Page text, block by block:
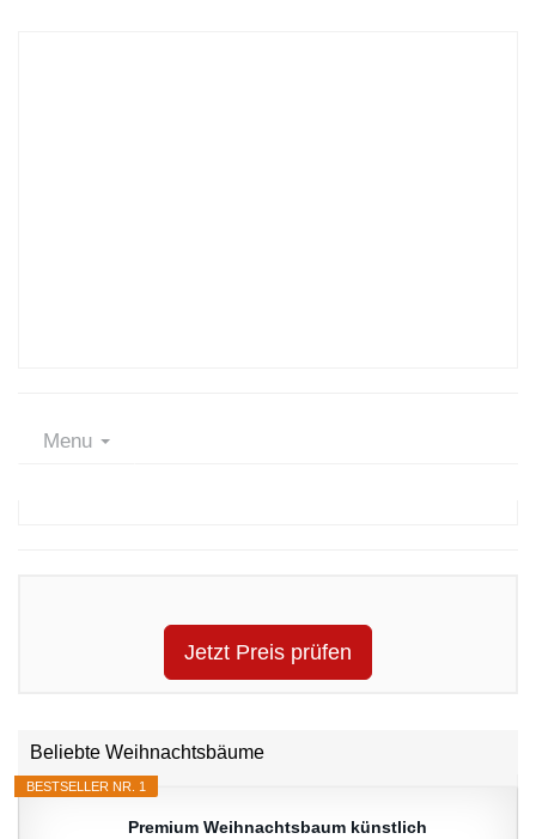
Menu
Jetzt Preis prüfen
Beliebte Weihnachtsbäume
BESTSELLER NR. 1
Premium Weihnachtsbaum künstlich